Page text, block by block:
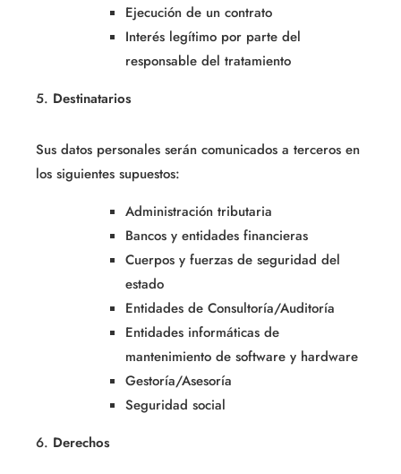
Ejecución de un contrato
Interés legítimo por parte del
responsable del tratamiento
5. Destinatarios
Sus datos personales serán comunicados a terceros en
los siguientes supuestos:
Administración tributaria
Bancos y entidades financieras
Cuerpos y fuerzas de seguridad del
estado
Entidades de Consultoría/Auditoría
Entidades informáticas de
mantenimiento de software y hardware
Gestoría/Asesoría
Seguridad social
6. Derechos